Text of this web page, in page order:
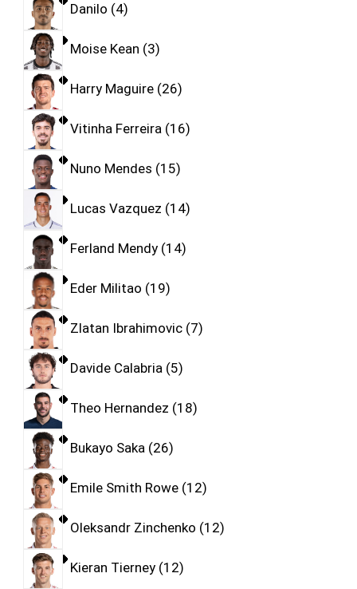
Danilo 4
Moise Kean 3
Harry Maguire 26
Vitinha Ferreira 16
Nuno Mendes 15
Lucas Vazquez 14
Ferland Mendy 14
Eder Militao 19
Zlatan Ibrahimovic 7
Davide Calabria 5
Theo Hernandez 18
Bukayo Saka 26
Emile Smith Rowe 12
Oleksandr Zinchenko 12
Kieran Tierney 12